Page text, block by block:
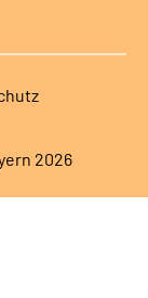
2026